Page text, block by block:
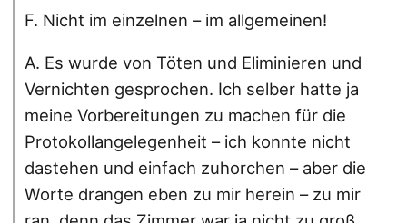
F. Nicht im einzelnen – im allgemeinen!
A. Es wurde von Töten und Eliminieren und
Vernichten gesprochen. Ich selber hatte ja
meine Vorbereitungen zu machen für die
Protokollangelegenheit – ich konnte nicht
dastehen und einfach zuhorchen – aber die
Worte drangen eben zu mir herein – zu mir